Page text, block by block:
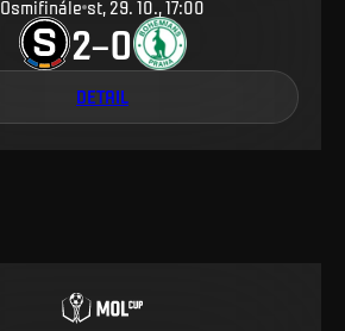
Osmifinále st, 29. 10., 17:00
2–0
DETAIL